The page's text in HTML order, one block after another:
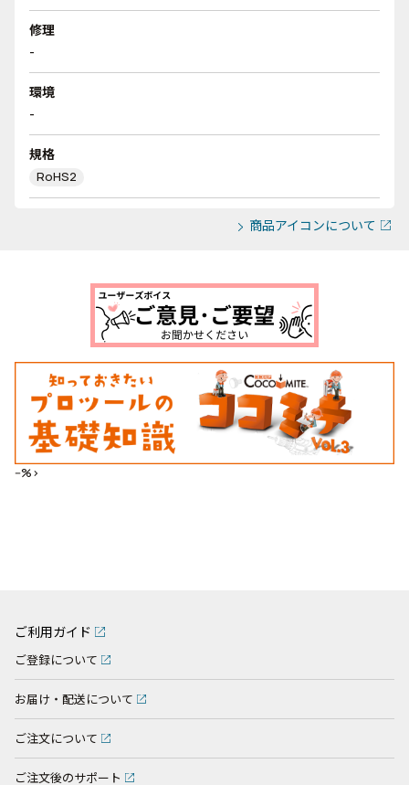
修理
-
環境
-
規格
RoHS2
商品アイコンについて
--%>
ご利用ガイド
ご登録について
お届け・配送について
ご注文について
ご注文後のサポート